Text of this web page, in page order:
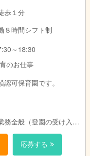
歩１分
８時間シフト制
～18:30
のお仕事
可保育園です。
全般（登園の受け入
時の見守り等）をお願
応募する